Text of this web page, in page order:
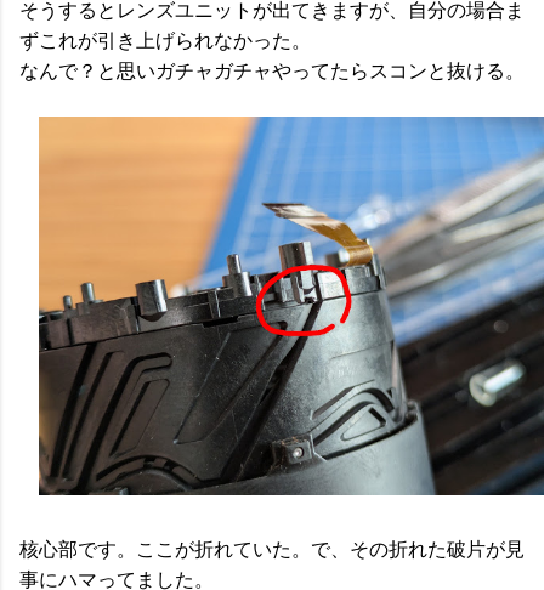
そうするとレンズユニットが出てきますが、自分の場合ま
ずこれが引き上げられなかった。
なんで？と思いガチャガチャやってたらスコンと抜ける。
核心部です。ここが折れていた。で、その折れた破片が見
事にハマってました。